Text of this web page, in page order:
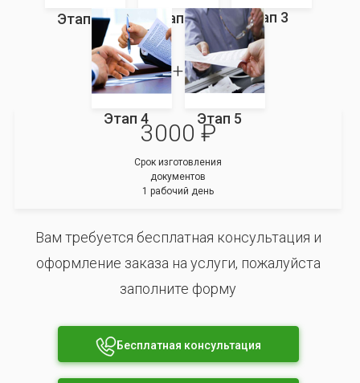
Этап 1 Этап 2 Этап 3
Этап 4 Этап 5
3000 ₽
Срок изготовления
документов
1 рабочий день
Вам требуется бесплатная консультация и
оформление заказа на услуги, пожалуйста
заполните форму
Бесплатная консультация